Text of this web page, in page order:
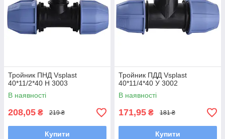
Тройник ПНД Vsplast
40*11/2*40 Н 3003
В наявності
208,05 ₴ 219 ₴
Купити
Тройник ПДД Vsplast
40*11/4*40 У 3002
В наявності
171,95 ₴ 181 ₴
Купити